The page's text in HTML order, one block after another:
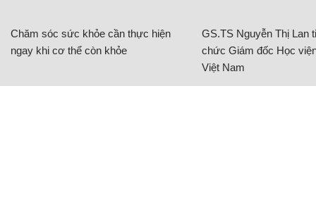
Chăm sóc sức khỏe cần thực hiện
ngay khi cơ thể còn khỏe
GS.TS Nguyễn Thị Lan
chức Giám đốc Học
Việt Nam